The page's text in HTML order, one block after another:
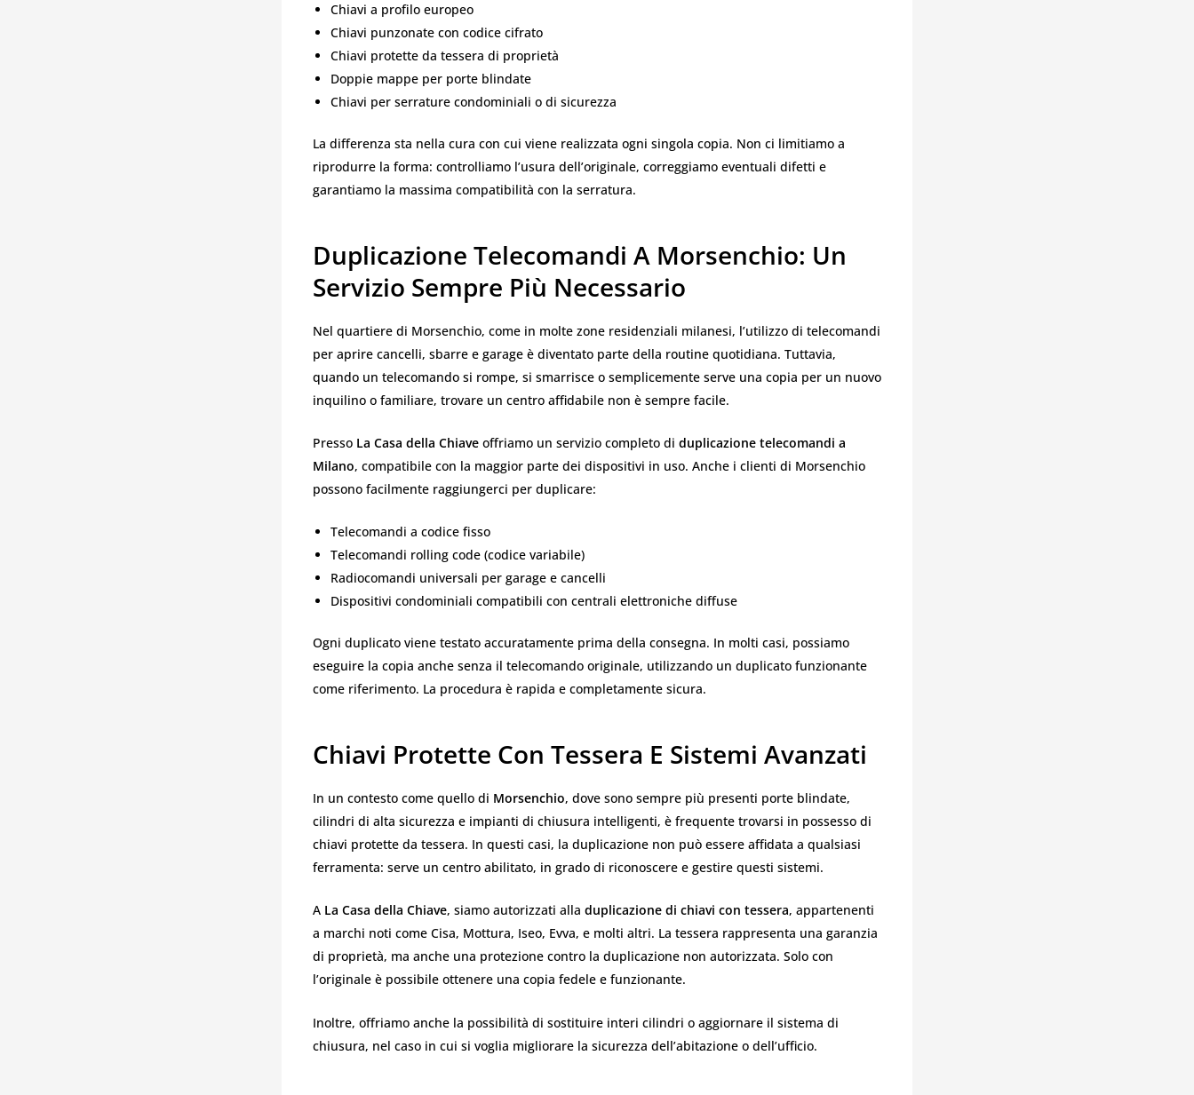
Chiavi a profilo europeo
Chiavi punzonate con codice cifrato
Chiavi protette da tessera di proprietà
Doppie mappe per porte blindate
Chiavi per serrature condominiali o di sicurezza
La differenza sta nella cura con cui viene realizzata ogni singola copia. Non ci limitiamo a
riprodurre la forma: controlliamo l’usura dell’originale, correggiamo eventuali difetti e
garantiamo la massima compatibilità con la serratura.
Duplicazione Telecomandi A Morsenchio: Un
Servizio Sempre Più Necessario
Nel quartiere di Morsenchio, come in molte zone residenziali milanesi, l’utilizzo di telecomandi
per aprire cancelli, sbarre e garage è diventato parte della routine quotidiana. Tuttavia,
quando un telecomando si rompe, si smarrisce o semplicemente serve una copia per un nuovo
inquilino o familiare, trovare un centro affidabile non è sempre facile.
Presso La Casa della Chiave offriamo un servizio completo di duplicazione telecomandi a
Milano, compatibile con la maggior parte dei dispositivi in uso. Anche i clienti di Morsenchio
possono facilmente raggiungerci per duplicare:
Telecomandi a codice fisso
Telecomandi rolling code (codice variabile)
Radiocomandi universali per garage e cancelli
Dispositivi condominiali compatibili con centrali elettroniche diffuse
Ogni duplicato viene testato accuratamente prima della consegna. In molti casi, possiamo
eseguire la copia anche senza il telecomando originale, utilizzando un duplicato funzionante
come riferimento. La procedura è rapida e completamente sicura.
Chiavi Protette Con Tessera E Sistemi Avanzati
In un contesto come quello di Morsenchio, dove sono sempre più presenti porte blindate,
cilindri di alta sicurezza e impianti di chiusura intelligenti, è frequente trovarsi in possesso di
chiavi protette da tessera. In questi casi, la duplicazione non può essere affidata a qualsiasi
ferramenta: serve un centro abilitato, in grado di riconoscere e gestire questi sistemi.
A La Casa della Chiave, siamo autorizzati alla duplicazione di chiavi con tessera, appartenenti
a marchi noti come Cisa, Mottura, Iseo, Evva, e molti altri. La tessera rappresenta una garanzia
di proprietà, ma anche una protezione contro la duplicazione non autorizzata. Solo con
l’originale è possibile ottenere una copia fedele e funzionante.
Inoltre, offriamo anche la possibilità di sostituire interi cilindri o aggiornare il sistema di
chiusura, nel caso in cui si voglia migliorare la sicurezza dell’abitazione o dell’ufficio.